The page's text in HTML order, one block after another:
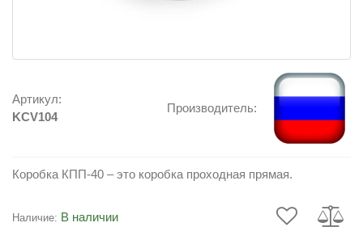
Артикул:
KCV104
Производитель:
Коробка КПП-40 – это коробка проходная прямая.
Наличие: В наличии